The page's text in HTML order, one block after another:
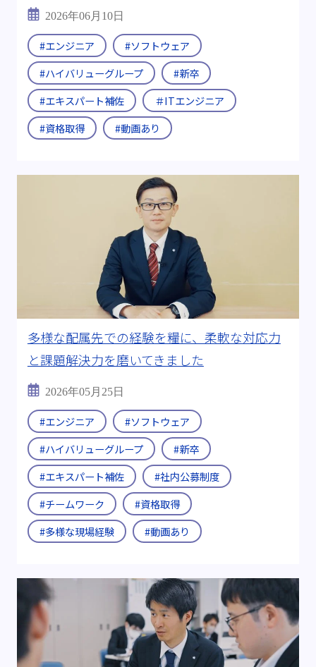
2026年06月10日
#エンジニア
#ソフトウェア
#ハイバリューグループ
#新卒
#エキスパート補佐
＃ITエンジニア
#資格取得
#動画あり
多様な配属先での経験を糧に、柔軟な対応力
と課題解決力を磨いてきました
2026年05月25日
#エンジニア
#ソフトウェア
#ハイバリューグループ
#新卒
#エキスパート補佐
#社内公募制度
#チームワーク
#資格取得
#多様な現場経験
#動画あり